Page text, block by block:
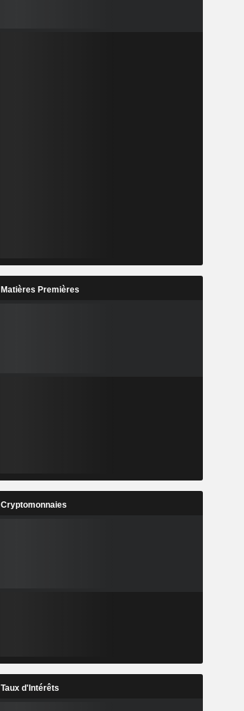
Matières Premières
Cryptomonnaies
Taux d'Intérêts